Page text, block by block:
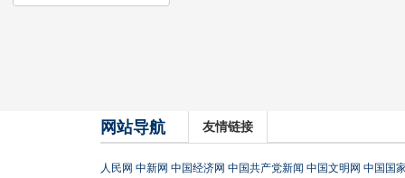
网站导航 友情链接
人民网 中新网 中国经济网 中国共产党新闻 中国文明网 中国国